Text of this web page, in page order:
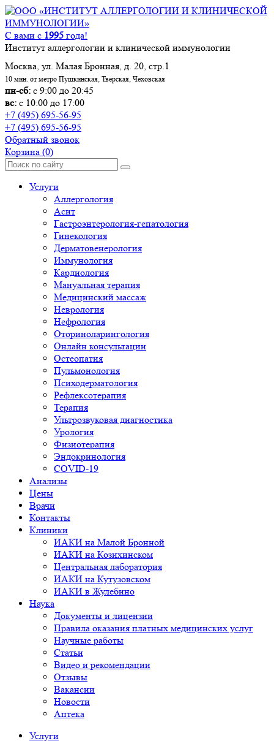
С вами с 1995 года!
Институт аллергологии и клинической иммунологии
Москва, ул. Малая Бронная, д. 20, стр.1
10 мин. от метро Пушкинская, Тверская, Чеховская
пн-сб: с 9:00 до 20:45
вс: с 10:00 до 17:00
+7 (495) 695-56-95
+7 (495) 695-56-95
Обратный звонок
Корзина (0)
Услуги
Аллергология
Асит
Гастроэнтерология-гепатология
Гинекология
Дерматовенерология
Иммунология
Кардиология
Мануальная терапия
Медицинский массаж
Неврология
Нефрология
Оториноларингология
Онлайн консультации
Остеопатия
Пульмонология
Психодерматология
Рефлексотерапия
Терапия
Ультрозвуковая диагностика
Урология
Физиотерапия
Эндокринология
COVID-19
Анализы
Цены
Врачи
Контакты
Клиники
ИАКИ на Малой Бронной
ИАКИ на Козихинском
Центральная лаборатория
ИАКИ на Кутузовском
ИАКИ в Жулебино
Наука
Документы и лицензии
Правила оказания платных медицинских услуг
Научные работы
Статьи
Видео и рекомендации
Отзывы
Вакансии
Новости
Аптека
Услуги